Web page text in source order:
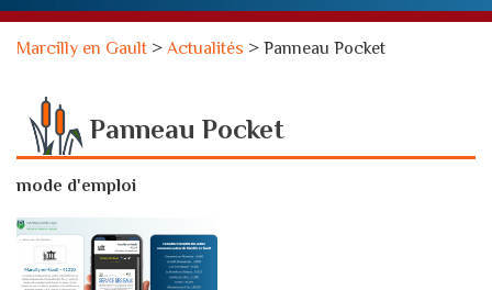
Marcilly en Gault >Actualités >Panneau Pocket
Panneau Pocket
mode d'emploi